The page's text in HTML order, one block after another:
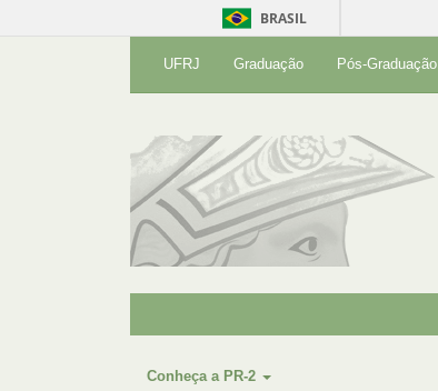
BRASIL
UFRJ Graduação Pós-Graduação
Conheça a PR-2